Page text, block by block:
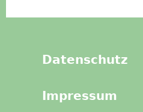
Datenschutz
Impressum